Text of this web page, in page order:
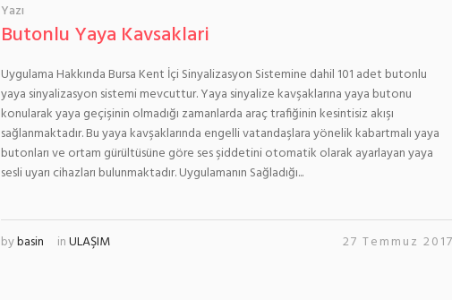
Yazı
Butonlu Yaya Kavsaklari
Uygulama Hakkında Bursa Kent İçi Sinyalizasyon Sistemine dahil 101 adet butonlu
yaya sinyalizasyon sistemi mevcuttur. Yaya sinyalize kavşaklarına yaya butonu
konularak yaya geçişinin olmadığı zamanlarda araç trafiğinin kesintisiz akışı
sağlanmaktadır. Bu yaya kavşaklarında engelli vatandaşlara yönelik kabartmalı yaya
butonları ve ortam gürültüsüne göre ses şiddetini otomatik olarak ayarlayan yaya
sesli uyarı cihazları bulunmaktadır. Uygulamanın Sağladığı...
bybasin inULAŞIM 27 Temmuz